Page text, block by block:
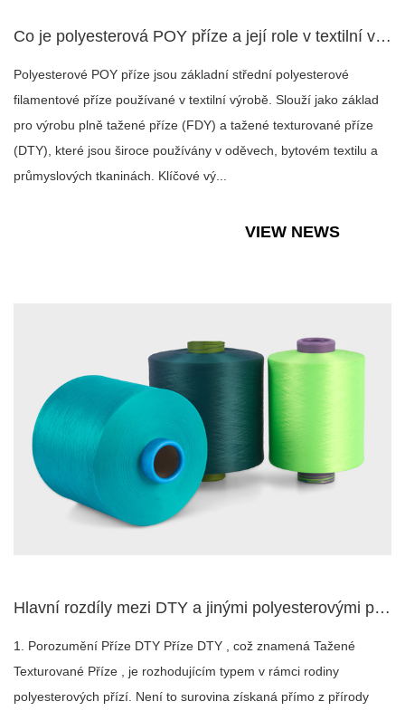
Co je polyesterová POY příze a její role v textilní výrobě?
Polyesterové POY příze jsou základní střední polyesterové
filamentové příze používané v textilní výrobě. Slouží jako základ
pro výrobu plně tažené příze (FDY) a tažené texturované příze
(DTY), které jsou široce používány v oděvech, bytovém textilu a
průmyslových tkaninách. Klíčové vý...
VIEW NEWS
Hlavní rozdíly mezi DTY a jinými polyesterovými přízemi jako...
1. Porozumění Příze DTY Příze DTY , což znamená Tažené
Texturované Příze , je rozhodujícím typem v rámci rodiny
polyesterových přízí. Není to surovina získaná přímo z přírody